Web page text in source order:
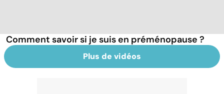
Comment savoir si je suis en préménopause ?
Plus de vidéos